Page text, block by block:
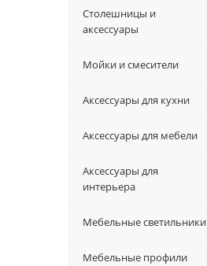
Столешницы и
аксессуары
Мойки и смесители
Аксессуары для кухни
Аксессуары для мебели
Аксессуары для
интерьера
Мебельные светильники
Мебельные профили